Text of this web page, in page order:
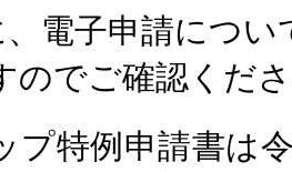
、電子申請につい
のでご確認くだ
プ特例申請書は